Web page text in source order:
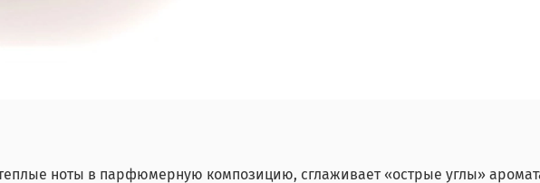
ноты в парфюмерную композицию, сглаживает «острые углы»